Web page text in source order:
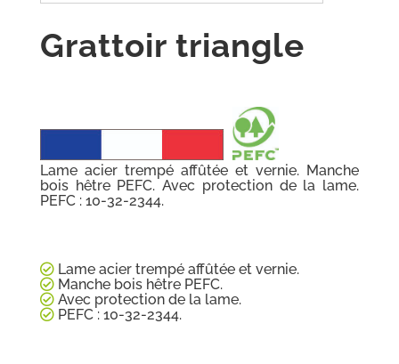
Grattoir triangle
Lame acier trempé affûtée et vernie. Manche
bois hêtre PEFC. Avec protection de la lame.
PEFC : 10-32-2344.
Lame acier trempé affûtée et vernie.
Manche bois hêtre PEFC.
Avec protection de la lame.
PEFC : 10-32-2344.